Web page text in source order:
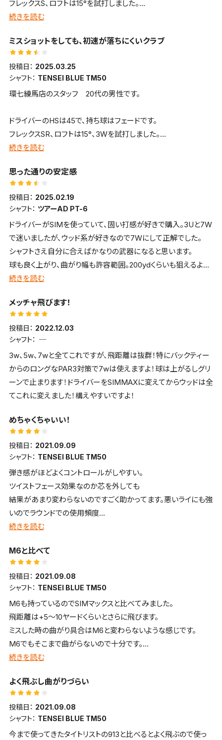
フト代みたいな価格でたくさんあるのも嬉しいですね。
フレックスS、ロフトは15°を試打しました。
まっすぐ構えることができ、癖のない顔つきと振り抜きの良い、初
中級者～中級者におすすめのクラブの印象でした。
■飛距離
ある程度、スピンを抑えられる設計になっており、さらに弾道も低
た。
■方向性
象
■構えやすさ
続きを読む
ミスショットをしても、初速が落ちにくいクラブ
投稿日： 2025.03.25
シャフト： TENSEI BLUE TM50
環七練馬店のスタッフ 20代の男性です。
ドライバーのHSは45で、持ち球はフェードです。
フレックスSR、ロフトは15°、3Wを試打しました。
スピン量を抑えつつ、程よいつかまりもあり、ミスショットをしても
ある程度の初速が保たれるので、飛距離をしっかりと確保できた
印象。
■飛距離
しっかりとミートできれば、楽に飛距離を確保できた印象
ウッドが得意な方は、とてもおススメです。
■方向性
す。
で、球がしっかりと上がってくれる印象。
球をつかんでくれるような、振りぬきの良い打感でした。
続きを読む
思った通りの安定感
投稿日： 2025.02.19
シャフト： ツアーAD PT-6
ドライバーがSIMを使っていて、固い打感が好きで購入。3Uと7W
で迷いましたが、ウッド系が好きなので7Wにして正解でした。
シャフトさえ自分に合えばかなりの武器になると思います。
球も良く上がり、曲がり幅も許容範囲。200ydくらいも狙えるよう
になりました！
ます。
続きを読む
メッチャ飛びます！
投稿日： 2022.12.03
シャフト：
3w、5w、7wと全てこれですが、飛距離は抜群！特にバックティー
からのロングなPAR3対策で7wは使えますよ！球は上がるしグリ
ーンで止まります！ドライバーをSIMMAXに変えてからウッドは全
てこれに変えました！構えやすいですよ！
めちゃくちゃいい！
投稿日： 2021.09.09
シャフト： TENSEI BLUE TM50
弾き感がほどよくコントロールがしやすい。
ツイストフェース効果なのか芯を外しても
結果があまり変わらないのですごく助かってます。悪いライにも強
いのでラウンドでの使用頻度
が増えました。ヘッドが真っ黒だったら100点
続きを読む
M6と比べて
投稿日： 2021.09.08
シャフト： TENSEI BLUE TM50
M6も持っているのでSIMマックスと比べてみました。
飛距離は+5～10ヤードくらいとさらに飛びます。
ミスした時の曲がり具合はM6と変わらないような感じです。
M6でもそこまで曲がらないので十分です。
抜けの良さは分かるようなレベルではないので違いがよくわかり
続きを読む
よく飛ぶし曲がりづらい
投稿日： 2021.09.08
シャフト： TENSEI BLUE TM50
今まで使ってきたタイトリストの913と比べるとよく飛ぶので使っ